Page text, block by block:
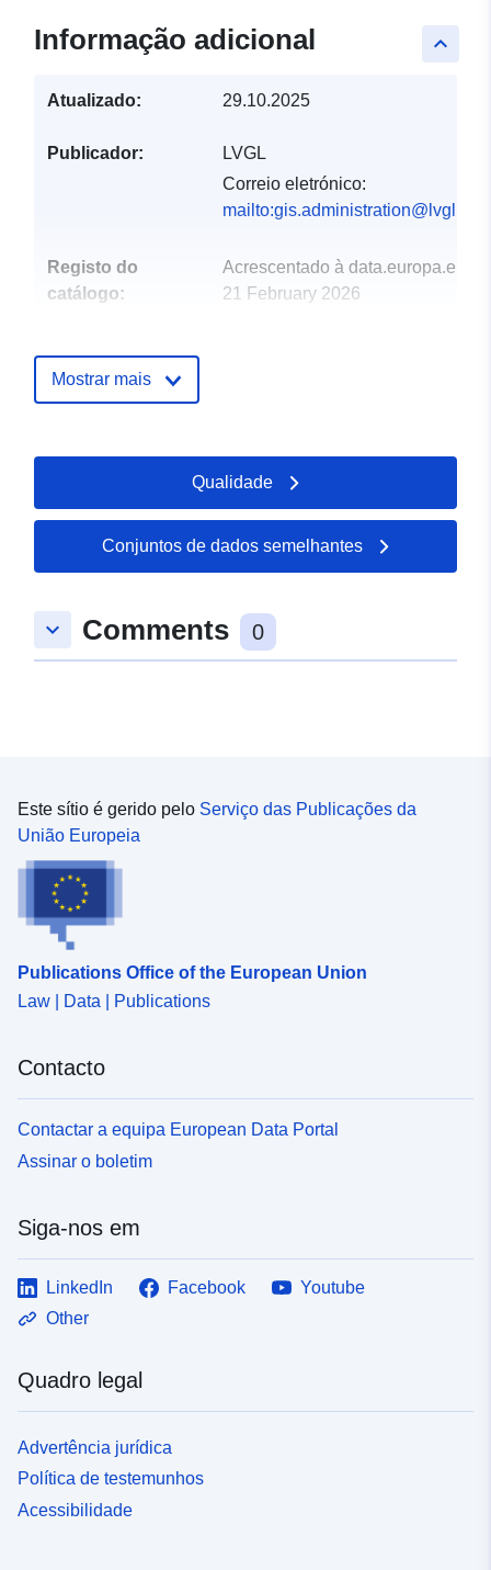
keyboard_arrow_up
Informação adicional
Atualizado: 29.10.2025
Publicador:
LVGL
Correio eletrónico:
Registo do
catálogo:
Acrescentado à data.europa.eu:
21 February 2026
Espacial:
], [ 6.5435, 49.4992 ], [
6.49304, 49.4992 ], [
6.49304, 49.5124 ] ]
Tipo: Polygon
55f8-f349-636b-2c644c40a1aa
Mostrar mais
Qualidade
Conjuntos de dados semelhantes
keyboard_arrow_down Comments 0
Este sítio é gerido pelo Serviço das Publicações da
União Europeia
Publications Office of the European Union
Law | Data | Publications
Contacto
Contactar a equipa European Data Portal
Assinar o boletim
Siga-nos em
LinkedIn Facebook
Youtube
Other
Quadro legal
Advertência jurídica
Política de testemunhos
Acessibilidade